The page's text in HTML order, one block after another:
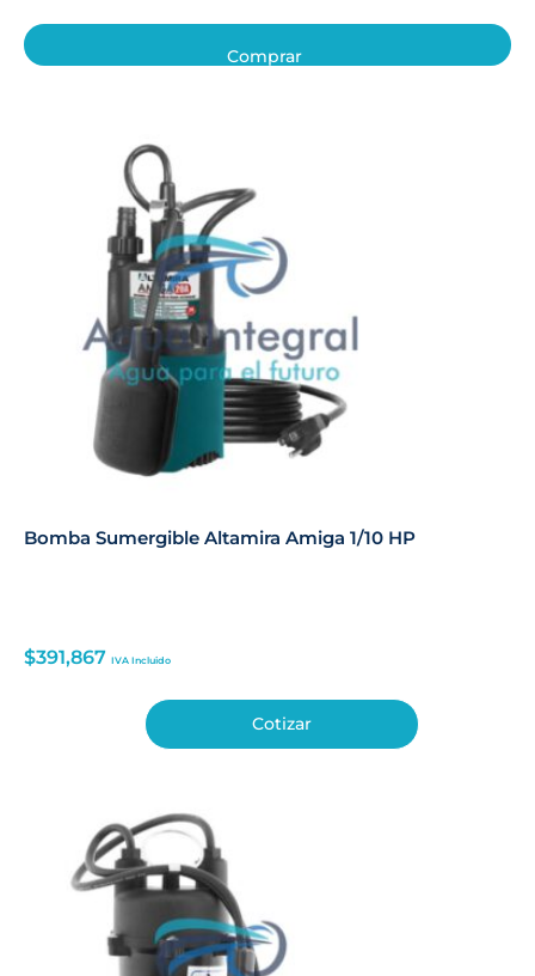
Comprar
Bomba Sumergible Altamira Amiga 1/10 HP
$391,867 IVA Incluido
Cotizar